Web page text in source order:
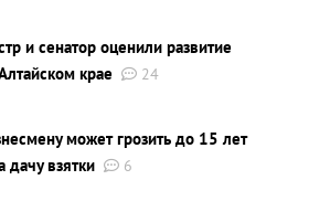
и сенатор оценили развитие
крае
24
может грозить до 15 лет
взятки
6